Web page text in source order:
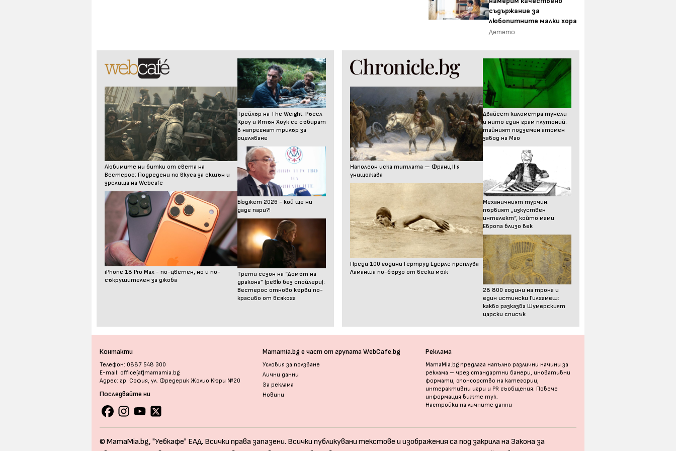
съдържание за
любопитните малки хора
Детето
Любимите ни битки от света на
Вестерос: Подредени по вкуса за екшън и
зрелища на Webcafe
iPhone 18 Pro Max - по-цветен, но и по-
съкрушителен за джоба
Трейлър на The Weight: Ръсел
Кроу и Итън Хоук се събират
в напрегнат трилър за
оцеляване
Бюджет 2026 - кой ще ни
даде пари?!
Трети сезон на “Домът на
дракона” (ревю без спойлери):
Вестерос отново кърви по-
красиво от всякога
Наполеон иска титлата — Франц II я
унищожава
Преди 100 години Гертруд Едерле преплува
Ламанша по-бързо от всеки мъж
Двайсет километра тунели
и нито един грам плутоний:
тайният подземен атомен
завод на Мао
Механичният турчин:
първият „изкуствен
интелект“, който мами
Европа близо век
28 800 години на трона и
един истински Гилгамеш:
какво разказва Шумерският
царски списък
Контакти
Телефон: 0887 548 300
E-mail: office[at]mamamia.bg
Адрес: гр. София, ул. Фредерик Жолио Кюри №20
Последвайте ни
Mamamia.bg е част от групата WebCafe.bg
Условия за ползване
Лични данни
За реклама
Новини
Реклама
MamaMia.bg предлага напълно различни начини за
реклама – чрез стандартни банери, иновативни
формати, спонсорство на категории,
интерактивни игри и PR съобщения. Повече
информация вижте тук.
Настройки на личните данни
© MamaMia.bg, "Уебкафе" ЕАД. Всички права запазени. Всички публикувани текстове и изображения са под закрила на Закона за